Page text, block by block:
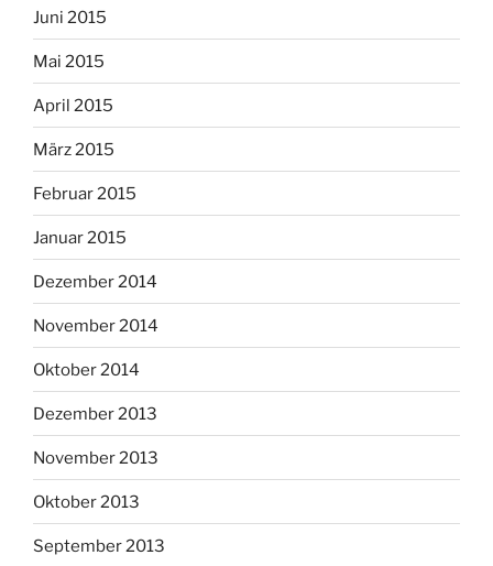
Juni 2015
Mai 2015
April 2015
März 2015
Februar 2015
Januar 2015
Dezember 2014
November 2014
Oktober 2014
Dezember 2013
November 2013
Oktober 2013
September 2013